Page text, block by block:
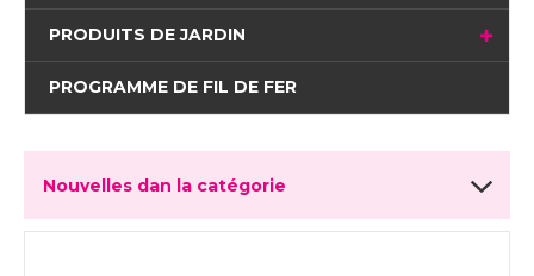
PRODUITS DE JARDIN
PROGRAMME DE FIL DE FER
Nouvelles dan la catégorie